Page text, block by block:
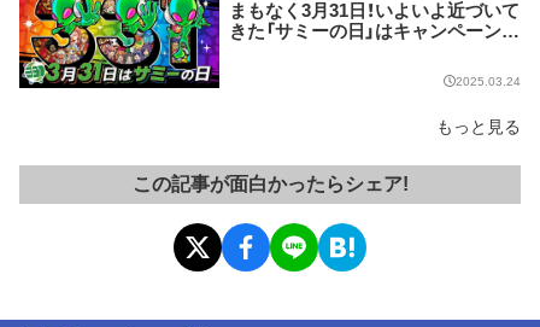
まもなく3月31日！いよいよ近づいて
きた「サミーの日」はキャンペーン目
2025.03.24
もっと見る
この記事が面白かったらシェア!